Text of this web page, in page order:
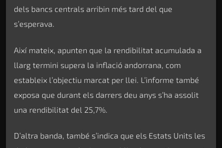
dels bancs centrals arribin més tard del que
s’esperava.
Així mateix, apunten que la rendibilitat acumulada a
llarg termini supera la inflació andorrana, com
estableix l’objectiu marcat per llei. L’informe també
exposa que durant els darrers deu anys s’ha assolit
una rendibilitat del 25,7%.
D’altra banda, també s’indica que els Estats Units les